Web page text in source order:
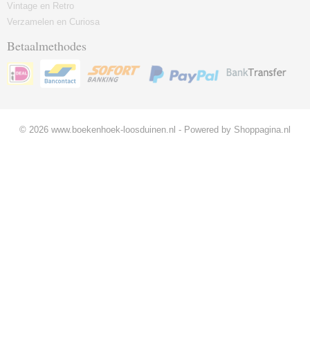
Vintage en Retro
Verzamelen en Curiosa
Betaalmethodes
© 2026 www.boekenhoek-loosduinen.nl - Powered by Shoppagina.nl